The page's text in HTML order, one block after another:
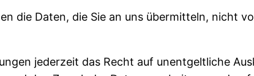
die Daten, die Sie an uns übermitteln, nicht
jederzeit das Recht auf unentgeltliche